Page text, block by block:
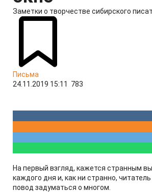
Заметки о творчестве сибирского
Письма
24.11.2019 15:11
783
На первый взгляд, кажется странным
каждого дня и, как ни странно,
повод задуматься о многом.